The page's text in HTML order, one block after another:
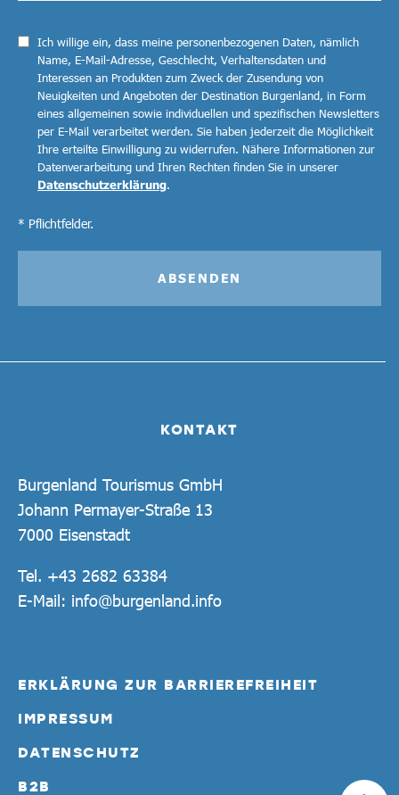
KONTAKT
Burgenland Tourismus GmbH
Johann Permayer-Straße 13
7000 Eisenstadt
Tel. +43 2682 63384
E-Mail: info@burgenland.info
ERKLÄRUNG ZUR BARRIEREFREIHEIT
IMPRESSUM
DATENSCHUTZ
B2B
Ich willige ein, dass meine personenbezogenen Daten, nämlich
Name, E-Mail-Adresse, Geschlecht, Verhaltensdaten und
Interessen an Produkten zum Zweck der Zusendung von
Neuigkeiten und Angeboten der Destination Burgenland, in Form
eines allgemeinen sowie individuellen und spezifischen Newsletters
per E-Mail verarbeitet werden. Sie haben jederzeit die Möglichkeit
Ihre erteilte Einwilligung zu widerrufen. Nähere Informationen zur
Datenverarbeitung und Ihren Rechten finden Sie in unserer
Datenschutzerklärung.
* Pflichtfelder.
ABSENDEN